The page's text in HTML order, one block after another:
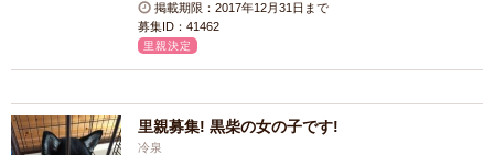
掲載期限：2017年12月31日まで
募集ID：41462
里親決定
里親募集! 黒柴の女の子です!
冷泉